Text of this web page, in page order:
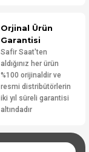
Orjinal Ürün
Garantisi
Safir Saat'ten
aldığınız her ürün
%100 orijinaldir ve
resmi distribütörlerin
iki yıl süreli garantisi
altındadır